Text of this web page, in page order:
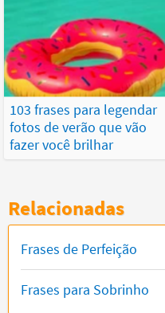
103 frases para legendar
fotos de verão que vão
fazer você brilhar
Relacionadas
Frases de Perfeição
Frases para Sobrinho